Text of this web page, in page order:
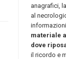
ANNI
anagrafici,
al
materiale
dove
il ricordo e